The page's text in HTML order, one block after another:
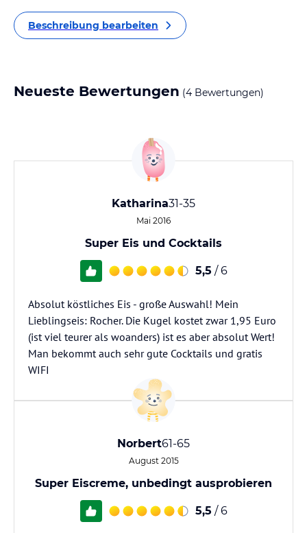
Beschreibung bearbeiten
Neueste Bewertungen (4 Bewertungen)
Katharina31-35
Mai 2016
Super Eis und Cocktails
5,5 / 6
Absolut köstliches Eis - große Auswahl! Mein
Lieblingseis: Rocher. Die Kugel kostet zwar 1,95 Euro
(ist viel teurer als woanders) ist es aber absolut Wert!
Man bekommt auch sehr gute Cocktails und gratis
WIFI
Norbert61-65
August 2015
Super Eiscreme, unbedingt ausprobieren
5,5 / 6